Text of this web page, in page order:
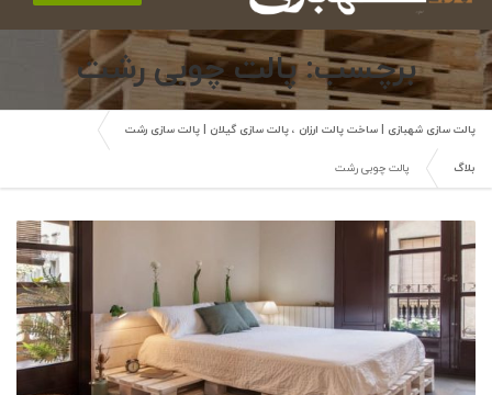
برچسب: پالت چوبی رشت
پالت سازی شهبازی | ساخت پالت ارزان ، پالت سازی گیلان | پالت سازی رشت
بلاگ پالت چوبی رشت